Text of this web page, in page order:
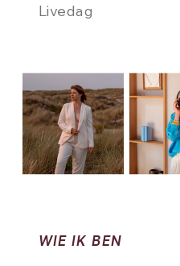
WIE IK BEN
Livedag